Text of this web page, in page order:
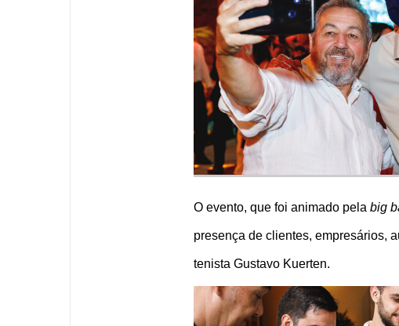
O evento, que foi animado pela big
presença de clientes, empresários,
tenista Gustavo Kuerten.